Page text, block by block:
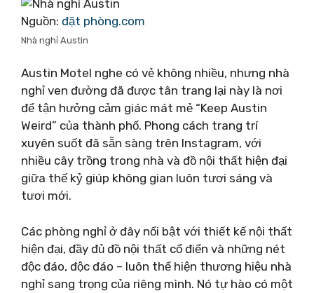
Nguồn: đặt phòng.com
Nhà nghỉ Austin
Austin Motel nghe có vẻ không nhiều, nhưng nhà
nghỉ ven đường đã được tân trang lại này là nơi
để tận hưởng cảm giác mát mẻ “Keep Austin
Weird” của thành phố. Phong cách trang trí
xuyên suốt đã sẵn sàng trên Instagram, với
nhiều cây trồng trong nhà và đồ nội thất hiện đại
giữa thế kỷ giúp không gian luôn tươi sáng và
tươi mới.
Các phòng nghỉ ở đây nổi bật với thiết kế nội thất
hiện đại, đầy đủ đồ nội thất cổ điển và những nét
độc đáo, độc đáo – luôn thể hiện thương hiệu nhà
nghỉ sang trọng của riêng mình. Nó tự hào có một